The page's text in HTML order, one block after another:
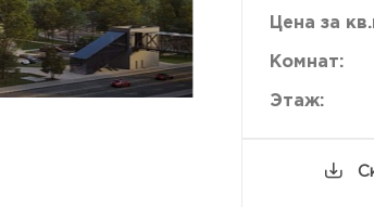
Цена за
Комнат:
Этаж: